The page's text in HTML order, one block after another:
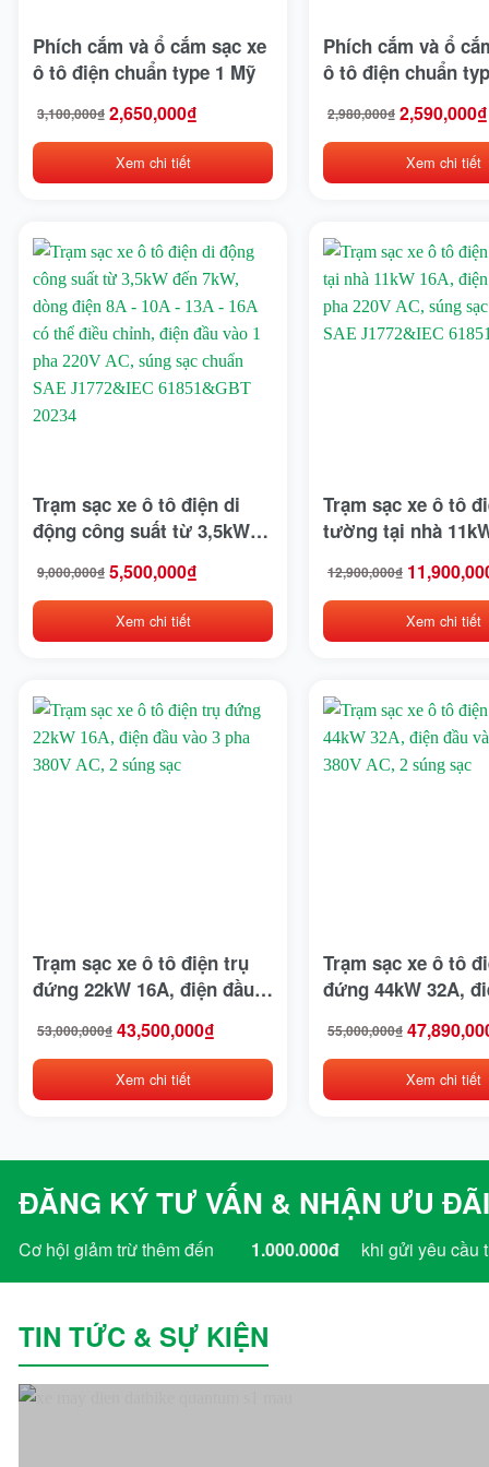
Dibao
Dunlop
Eagle
Ford
General Motors
Genie
Hancook
Hangcha
Heli
HKBike
Hyster
Hyundai
Kings Tire
Komatsu
Kymco
Lonking
LVTong
Maxxis
Mikano
Mitsubishi
Phích cắm và ổ cắm sạc xe
ô tô điện chuẩn type 1 Mỹ
3,100,000₫
Giá
là:
2,650,000₫
Giá
tại
2,650,000₫.
Xem chi tiết
Phích cắm và ổ
ô tô điện chuẩn
2,980,000₫
Giá
là:
2,590,000₫
Giá
tại
2,590,000₫.
Xem chi tiết
Trạm sạc xe ô tô điện di
động công suất từ 3,5kW
10A – 13A – 16A có thể
điều chỉnh, điện đầu vào 1
pha 220V AC, súng sạc
9,000,000₫
Giá
là:
5,500,000₫
Giá
tại
5,500,000₫.
Xem chi tiết
Trạm sạc xe ô tô
tường tại nhà
AC, súng sạc
J1772&IEC
12,900,000₫
Giá
là:
12,900,000₫.
Giá
tại
11,900,000₫.
Xem chi tiết
Trạm sạc xe ô tô điện trụ
đứng 22kW 16A, điện đầu
sạc
53,000,000₫
Giá
là:
53,000,000₫.
43,500,000₫
Giá
tại
43,500,000₫.
Xem chi tiết
Trạm sạc xe ô tô
đứng 44kW 32A,
sạc
55,000,000₫
Giá
là:
55,000,000₫.
Giá
tại
47,890,000₫.
Xem chi tiết
ĐĂNG KÝ TƯ VẤN & NHẬN ƯU
Cơ hội giảm trừ thêm đến 1.000.000đ khi gửi yêu cầu
TIN TỨC & SỰ KIỆN